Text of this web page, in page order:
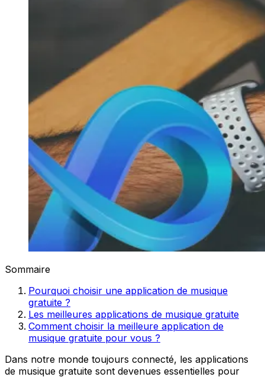
Sommaire
Pourquoi choisir une application de musique
gratuite ?
Les meilleures applications de musique gratuite
Comment choisir la meilleure application de
musique gratuite pour vous ?
Dans notre monde toujours connecté, les applications
de musique gratuite sont devenues essentielles pour